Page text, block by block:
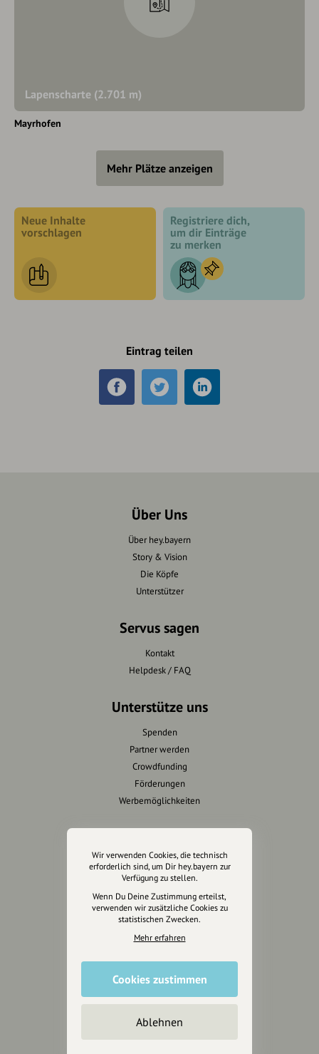
Lapenscharte (2.701 m)
Mayrhofen
Mehr Plätze anzeigen
Neue Inhalte
vorschlagen
Registriere dich,
um dir Einträge
zu merken
Eintrag teilen
Über Uns
Über hey.bayern
Story & Vision
Die Köpfe
Unterstützer
Servus sagen
Kontakt
Helpdesk / FAQ
Unterstütze uns
Spenden
Partner werden
Crowdfunding
Förderungen
Werbemöglichkeiten
Impressum
Datenschutz
AGB
Cookies zurücksetzen
Mediakit
Wir verwenden Cookies, die technisch
erforderlich sind, um Dir hey.bayern zur
Verfügung zu stellen.
Wenn Du Deine Zustimmung erteilst,
verwenden wir zusätzliche Cookies zu
statistischen Zwecken.
Mehr erfahren
Cookies zustimmen
Ablehnen